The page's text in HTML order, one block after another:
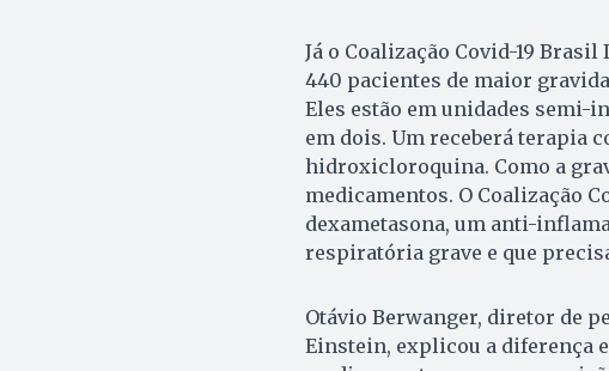
Já o Coalização Covid-19
440 pacientes de maior
Eles estão em unidades semi-
em dois. Um receberá terapia
hidroxicloroquina. Como a
medicamentos. O Coalização
dexametasona, um anti-
respiratória grave e que
Otávio Berwanger, diretor de
Einstein, explicou a diferença